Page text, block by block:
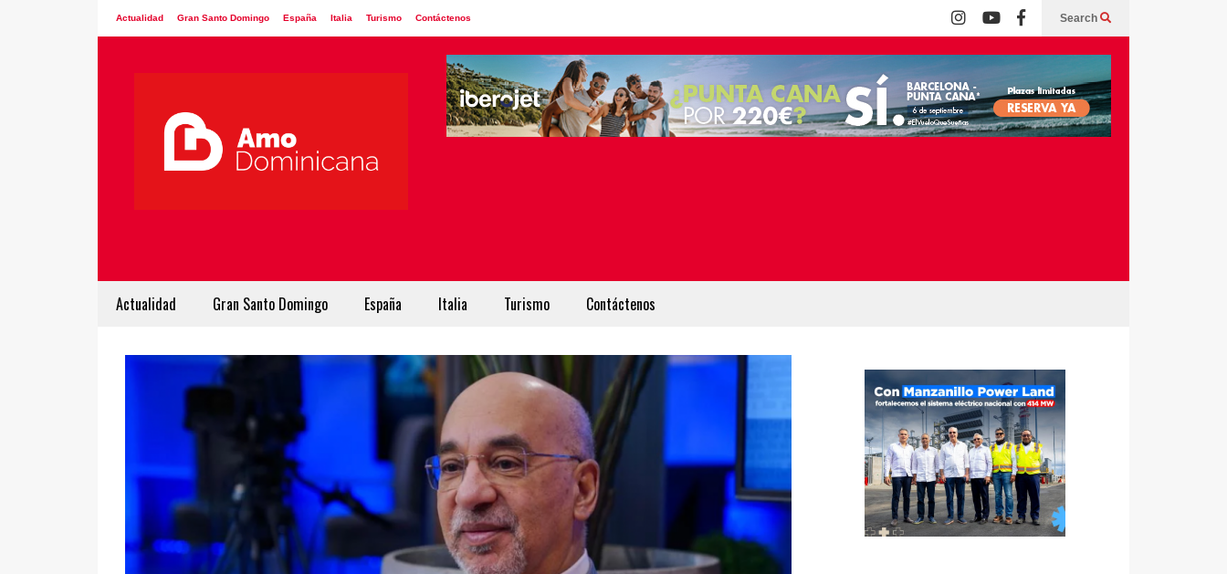
Actualidad Gran Santo Domingo España Italia Turismo Contáctenos Search
Actualidad Gran Santo Domingo España Italia Turismo Contáctenos